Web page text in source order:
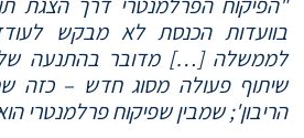
"הפיקוח הפרלמנטרי דרך הצגת
בוועדות הכנסת לא מבקש
לממשלה […] מדובר בהתנעה של
שיתוף פעולה מסוג חדש – כזה
הריבון'; שמבין שפיקוח פרלמנטרי